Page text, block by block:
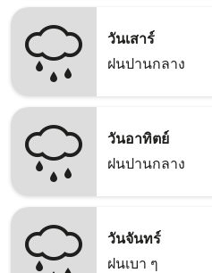
วันเสาร์
ฝนปานกลาง
วันอาทิตย์
ฝนปานกลาง
วันจันทร์
ฝนเบา ๆ